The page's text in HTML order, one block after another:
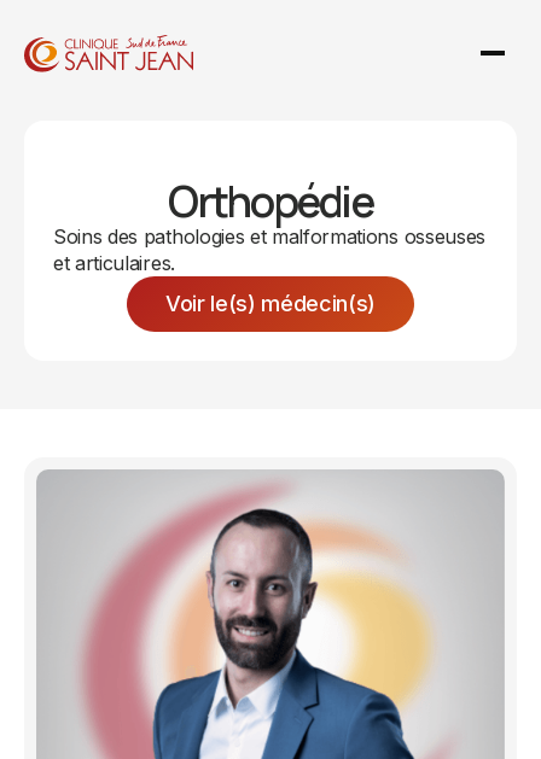
Orthopédie
Soins des pathologies et malformations osseuses
et articulaires.
Voir le(s) médecin(s)